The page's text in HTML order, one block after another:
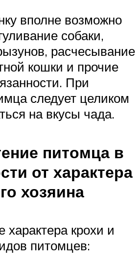
вполне возможно
собаки,
расчесывание
кошки и прочие
При
следует целиком
на вкусы чада.
питомца в
от характера
хозяина
характера крохи и
питомцев: